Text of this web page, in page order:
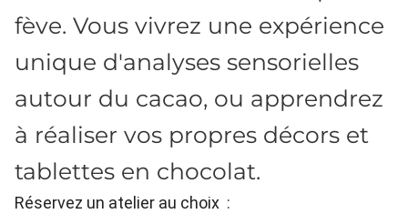
fève. Vous vivrez une expérience
unique d'analyses sensorielles
autour du cacao, ou apprendrez
à réaliser vos propres décors et
tablettes en chocolat.
Réservez un atelier au choix :